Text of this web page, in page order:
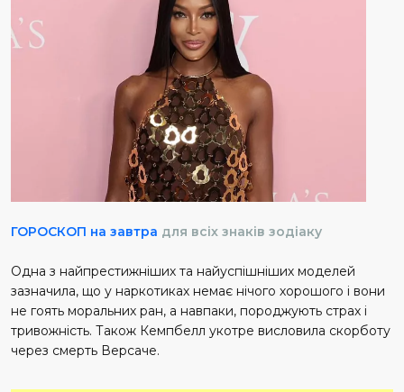
ГОРОСКОП на завтра для всіх знаків зодіаку
Одна з найпрестижніших та найуспішніших моделей
зазначила, що у наркотиках немає нічого хорошого і вони
не гоять моральних ран, а навпаки, породжують страх і
тривожність. Також Кемпбелл укотре висловила скорботу
через смерть Версаче.